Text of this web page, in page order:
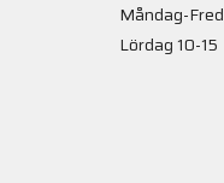
Måndag-
Lördag 10-15